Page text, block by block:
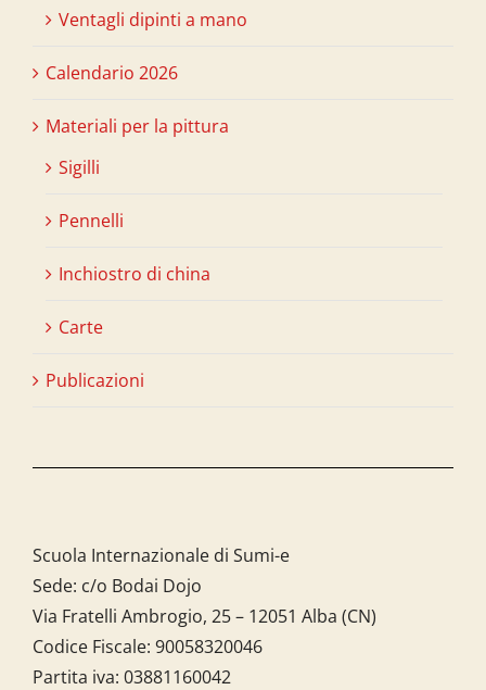
Ventagli dipinti a mano
Calendario 2026
Materiali per la pittura
Sigilli
Pennelli
Inchiostro di china
Carte
Publicazioni
Scuola Internazionale di Sumi-e
Sede: c/o Bodai Dojo
Via Fratelli Ambrogio, 25 – 12051 Alba (CN)
Codice Fiscale: 90058320046
Partita iva: 03881160042